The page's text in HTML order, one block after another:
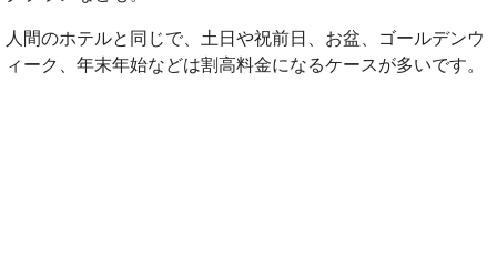
人間のホテルと同じで、土日や祝前日、お盆、ゴールデンウ
ィーク、年末年始などは割高料金になるケースが多いです。